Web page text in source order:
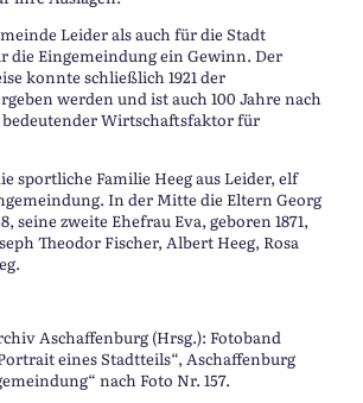
Leider als auch für die Stadt
die Eingemeindung ein Gewinn. Der
konnte schließlich 1921 der
werden und ist auch 100 Jahre nach
Wirtschaftsfaktor für
sportliche Familie Heeg aus Leider, elf
In der Mitte die Eltern Georg
seine zweite Ehefrau Eva, geboren 1871,
Theodor Fischer, Albert Heeg, Rosa
Aschaffenburg (Hrsg.): Fotoband
eines Stadtteils“, Aschaffenburg
nach Foto Nr. 157.